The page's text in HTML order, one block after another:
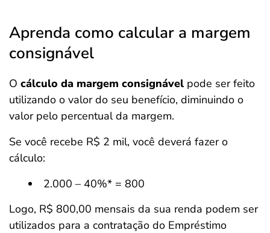
Aprenda como calcular a margem
consignável
O cálculo da margem consignável pode ser feito
utilizando o valor do seu benefício, diminuindo o
valor pelo percentual da margem.
Se você recebe R$ 2 mil, você deverá fazer o
cálculo:
2.000 – 40%* = 800
Logo, R$ 800,00 mensais da sua renda podem ser
utilizados para a contratação do Empréstimo